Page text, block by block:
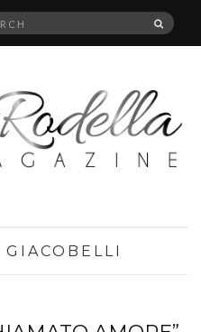
GIACOBELLI